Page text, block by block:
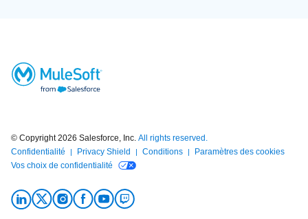
© Copyright 2026 Salesforce, Inc. All rights reserved.
Confidentialité
Privacy Shield Conditions
Paramètres des cookies
Vos choix de confidentialité